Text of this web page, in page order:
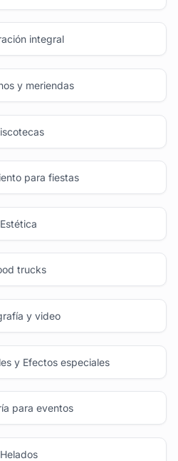
integral
y meriendas
para fiestas
Estética
trucks
y video
y Efectos especiales
para eventos
Helados